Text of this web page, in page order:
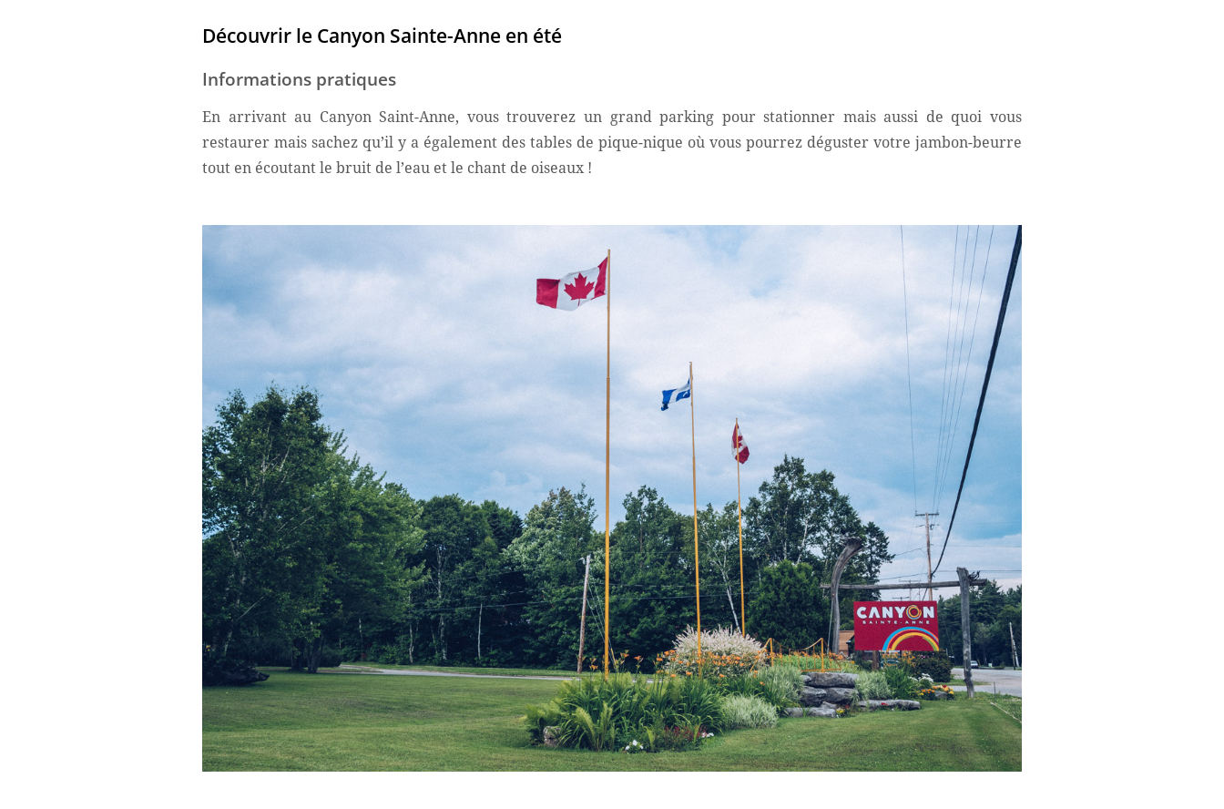
Découvrir le Canyon Sainte-Anne en été
Informations pratiques
En arrivant au Canyon Saint-Anne, vous trouverez un grand parking pour stationner mais aussi de quoi vous
restaurer mais sachez qu’il y a également des tables de pique-nique où vous pourrez déguster votre jambon-beurre
tout en écoutant le bruit de l’eau et le chant de oiseaux !